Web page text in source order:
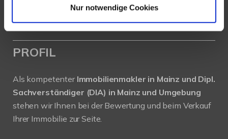
Nur notwendige Cookies
Internet: www.immobilien-koehler.de
PROFIL
Als kompetenter Immobilienmakler in Mainz und Dipl.
Sachverständiger (DIA) in Mainz und Umgebung
stehen wir Ihnen bei der Bewertung und beim Verkauf
Ihrer Immobilie zur Seite.